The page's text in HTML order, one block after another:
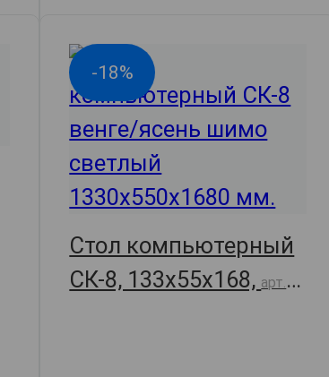
-18%
Стол компьютерный
СК-8, 133х55х168, арт.